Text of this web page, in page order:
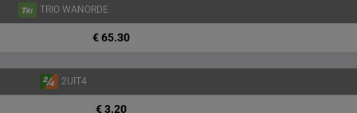
TRIO WANORDE
€ 65.30
2UIT4
€ 3.20